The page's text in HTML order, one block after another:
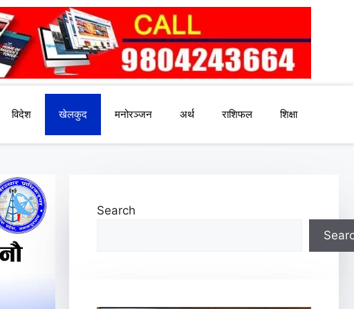
विदेश खेलकुद मनोरञ्जन अर्थ राशिफल शिक्षा
Search